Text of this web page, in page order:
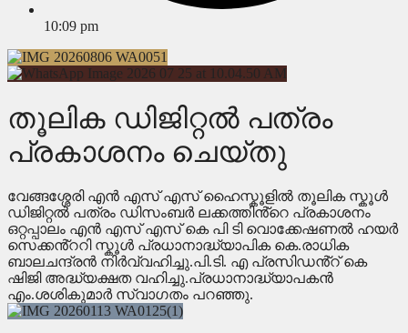
10:09 pm
തൂലിക ഡിജിറ്റൽ പത്രം
പ്രകാശനം ചെയ്തു
വേങ്ങശ്ശേരി എൻ എസ് എസ് ഹൈസ്കൂളിൽ തൂലിക സ്കൂൾ
ഡിജിറ്റൽ പത്രം ഡിസംബർ ലക്കത്തിൻ്റെ പ്രകാശനം
ഒറ്റപ്പാലം എൻ എസ് എസ് കെ പി ടി വൊക്കേഷണൽ ഹയർ
സെക്കൻ്ററി സ്കൂൾ പ്രധാനാദ്ധ്യാപിക കെ.രാധിക
ബാലചന്ദ്രൻ നിർവ്വഹിച്ചു.പി.ടി. എ പ്രസിഡൻ്റ് കെ
ഷിജി അദ്ധ്യക്ഷത വഹിച്ചു.പ്രധാനാദ്ധ്യാപകൻ
എം.ശശികുമാർ സ്വാഗതം പറഞ്ഞു.